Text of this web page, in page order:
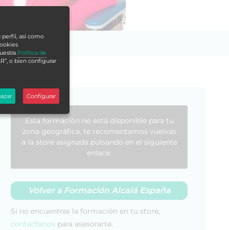
Esta formación no está disponible para tu
zona geográfica, te recomentamos vuelvas
a la store asignada pulsando en el siguiente
enlace:
Volver a Formación Alcalá España
Si no encuentras la formación en tu store,
contáctanos para asesorarte.
perfil, así como
Política de
o bien configurar
Configurar